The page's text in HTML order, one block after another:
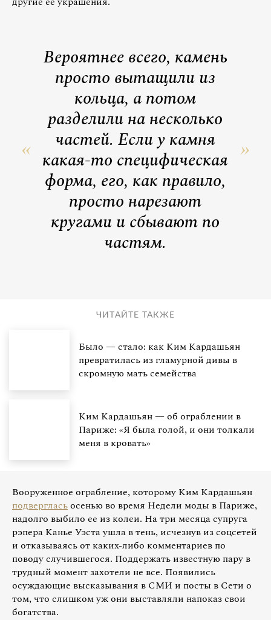
Вероятнее всего, камень
просто вытащили из
кольца, а потом
разделили на несколько
частей. Если у камня
какая-то специфическая
форма, его, как правило,
просто нарезают
кругами и сбывают по
частям.
ЧИТАЙТЕ ТАКЖЕ
Было — стало: как Ким Кардашьян
превратилась из гламурной дивы в
скромную мать семейства
Ким Кардашьян — об ограблении в
Париже: «Я была голой, и они толкали
меня в кровать»
Вооруженное ограбление, которому Ким Кардашьян
подвергласьосенью во время Недели моды в Париже,
надолго выбило ее из колеи. На три месяца супруга
рэпера Канье Уэста ушла в тень, исчезнув из соцсетей
и отказываясь от каких-либо комментариев по
поводу случившегося. Поддержать известную пару в
трудный момент захотели не все. Появились
осуждающие высказывания в СМИ и посты в Сети о
том, что слишком уж они выставляли напоказ свои
богатства.